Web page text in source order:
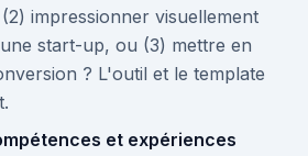
impressionner visuellement
start-up, ou (3) mettre en
? L'outil et le template
et expériences